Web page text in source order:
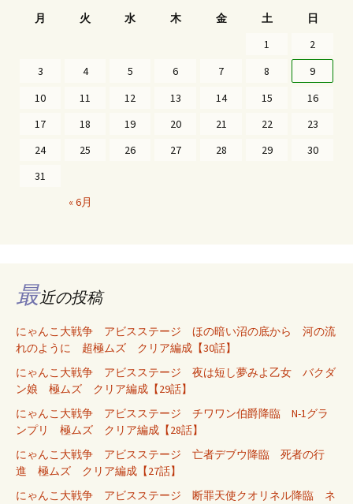
月
火 水 木 金 土
日
1
2
3
4 5 6 7 8
9
10
11 12 13 14 15
16
17
18 19 20 21 22
23
24
25 26 27 28 29
30
31
« 6月
最近の投稿
にゃんこ大戦争 アビスステージ ほの暗い沼の底から 河の流
れのように 超極ムズ クリア編成【30話】
にゃんこ大戦争 アビスステージ 夜は短し夢みよ乙女 バクダ
ン娘 極ムズ クリア編成【29話】
にゃんこ大戦争 アビスステージ チワワン伯爵降臨 N-1グラ
ンプリ 極ムズ クリア編成【28話】
にゃんこ大戦争 アビスステージ 亡者デブウ降臨 死者の行
進 極ムズ クリア編成【27話】
にゃんこ大戦争 アビスステージ 断罪天使クオリネル降臨 ネ